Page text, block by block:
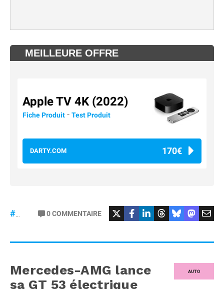
MEILLEURE OFFRE
Apple TV 4K (2022)
Fiche Produit - Test Produit
DARTY.COM 170€
#Football #liga
0COMMENTAIRE
AUTO
Mercedes-AMG lance
sa GT 53 électrique